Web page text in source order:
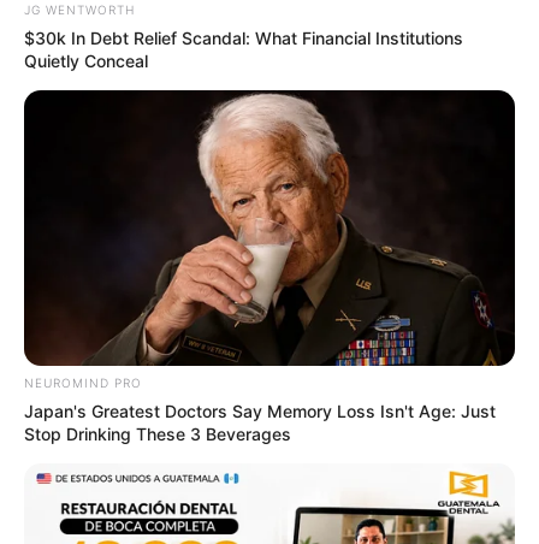
Walgreens Nightmare Comes True: Men Ditching
Viagra For This 87¢ Generic Aisle 7 Hack
JG WENTWORTH
$30k In Debt Relief Scandal: What Financial Institutions
Quietly Conceal
NEUROMIND PRO
Japan's Greatest Doctors Say Memory Loss Isn't Age: Just
Stop Drinking These 3 Beverages